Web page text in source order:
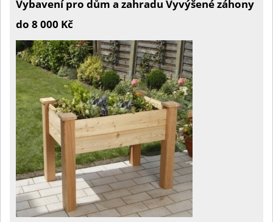
Vybavení pro dům a zahradu Vyvýšené záhony
do 8 000 Kč